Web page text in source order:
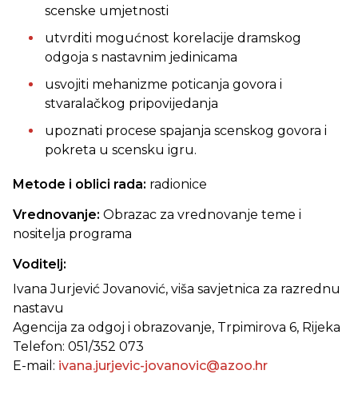
scenske umjetnosti
utvrditi mogućnost korelacije dramskog
odgoja s nastavnim jedinicama
usvojiti mehanizme poticanja govora i
stvaralačkog pripovijedanja
upoznati procese spajanja scenskog govora i
pokreta u scensku igru.
Metode i oblici rada: radionice
Vrednovanje: Obrazac za vrednovanje teme i
nositelja programa
Voditelj:
Ivana Jurjević Jovanović, viša savjetnica za razrednu
nastavu
Agencija za odgoj i obrazovanje, Trpimirova 6, Rijeka
Telefon: 051/352 073
E-mail: ivana.jurjevic-jovanovic@azoo.hr